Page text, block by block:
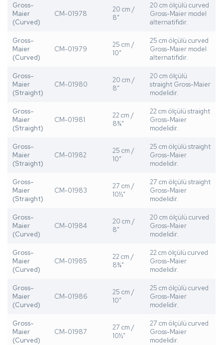
Gross-
Maier
(Curved)
CM-01978
20 cm /
8”
20 cm ölçülü curved
Gross-Maier model
alternatifidir.
Gross-
Maier
(Curved)
CM-01979
25 cm /
10”
25 cm ölçülü curved
Gross-Maier model
alternatifidir.
Gross-
Maier
(Straight)
CM-01980
20 cm /
8”
20 cm ölçülü
straight Gross-Maier
modelidir.
Gross-
Maier
(Straight)
CM-01981
22 cm /
8¾”
22 cm ölçülü straight
Gross-Maier
modelidir.
Gross-
Maier
(Straight)
CM-01982
25 cm /
10”
25 cm ölçülü straight
Gross-Maier
modelidir.
Gross-
Maier
(Straight)
CM-01983
27 cm /
10½”
27 cm ölçülü straight
Gross-Maier
modelidir.
Gross-
Maier
(Curved)
CM-01984
20 cm /
8”
20 cm ölçülü curved
Gross-Maier
modelidir.
Gross-
Maier
(Curved)
CM-01985
22 cm /
8¾”
22 cm ölçülü curved
Gross-Maier
modelidir.
Gross-
Maier
(Curved)
CM-01986
25 cm /
10”
25 cm ölçülü curved
Gross-Maier
modelidir.
Gross-
Maier
(Curved)
CM-01987
27 cm /
10½”
27 cm ölçülü curved
Gross-Maier
modelidir.